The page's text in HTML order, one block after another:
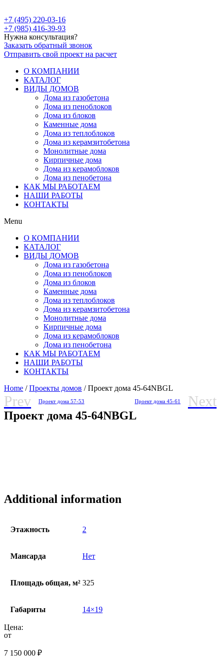
+7 (495) 220-03-16
+7 (985) 416-39-93
Нужна консультация?
Заказать обратный звонок
Отправить свой проект на расчет
О КОМПАНИИ
КАТАЛОГ
ВИДЫ ДОМОВ
Дома из газобетона
Дома из пеноблоков
Дома из блоков
Каменные дома
Дома из теплоблоков
Дома из керамзитобетона
Монолитные дома
Кирпичные дома
Дома из керамоблоков
Дома из пенобетона
КАК МЫ РАБОТАЕМ
НАШИ РАБОТЫ
КОНТАКТЫ
Menu
О КОМПАНИИ
КАТАЛОГ
ВИДЫ ДОМОВ
Дома из газобетона
Дома из пеноблоков
Дома из блоков
Каменные дома
Дома из теплоблоков
Дома из керамзитобетона
Монолитные дома
Кирпичные дома
Дома из керамоблоков
Дома из пенобетона
КАК МЫ РАБОТАЕМ
НАШИ РАБОТЫ
КОНТАКТЫ
Home /Проекты домов / Проект дома 45-64NBGL
Prev Проект дома 57-53 Проект дома 45-61 Next
Проект дома 45-64NBGL
Additional information
Этажность 2
Мансарда Нет
Площадь общая, м² 325
Габариты 14×19
Цена:
от
7 150 000 ₽